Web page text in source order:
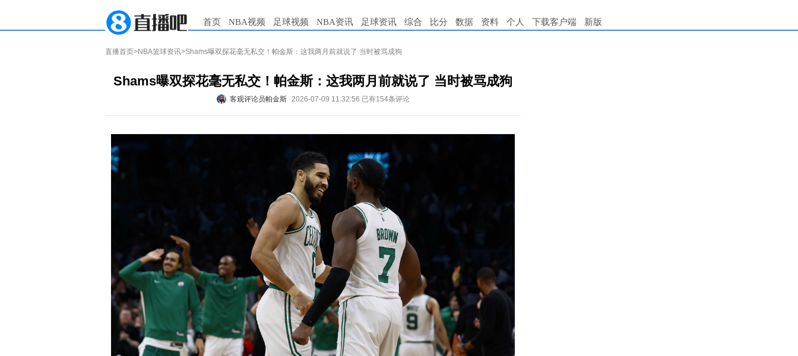
首页 NBA视频 足球视频 NBA资讯 足球资讯 综合 比分 数据 资料 个人 下载客户端 新版
直播首页>NBA篮球资讯>Shams曝双探花毫无私交！帕金斯：这我两月前就说了 当时被骂成狗
Shams曝双探花毫无私交！帕金斯：这我两月前就说了 当时被骂成狗
客观评论员帕金斯 2026-07-09 11:32:56 已有154条评论